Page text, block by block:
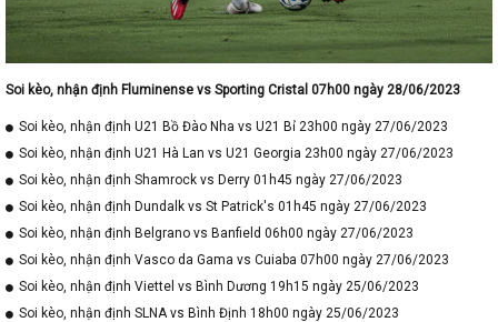
Soi kèo, nhận định Fluminense vs Sporting Cristal 07h00 ngày 28/06/2023
Soi kèo, nhận định U21 Bồ Đào Nha vs U21 Bỉ 23h00 ngày 27/06/2023
Soi kèo, nhận định U21 Hà Lan vs U21 Georgia 23h00 ngày 27/06/2023
Soi kèo, nhận định Shamrock vs Derry 01h45 ngày 27/06/2023
Soi kèo, nhận định Dundalk vs St Patrick's 01h45 ngày 27/06/2023
Soi kèo, nhận định Belgrano vs Banfield 06h00 ngày 27/06/2023
Soi kèo, nhận định Vasco da Gama vs Cuiaba 07h00 ngày 27/06/2023
Soi kèo, nhận định Viettel vs Bình Dương 19h15 ngày 25/06/2023
Soi kèo, nhận định SLNA vs Bình Định 18h00 ngày 25/06/2023